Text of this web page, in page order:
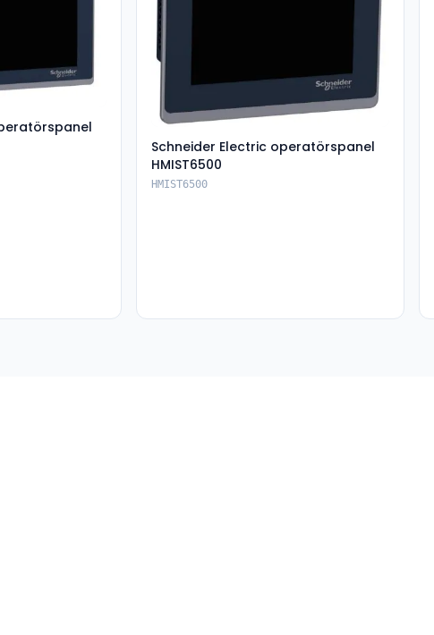
Schneider Electric operatörspanel
HMIST6500
HMIST6500